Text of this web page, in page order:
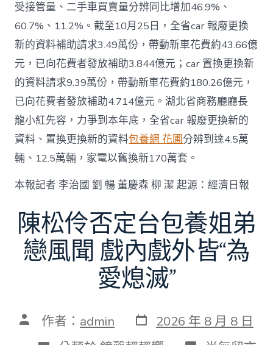
受接管量、二手車買賣量分辨同比增加46.9%、
60.7%、11.2%。截至10月25日，全省car 報廢更換
新的資料補助請求3.49萬份，帶動新車花費約43.66億
元，已向花費者發放補助3.844億元；car 置換更換新
的資料請求9.39萬份，帶動新車花費約180.26億元，
已向花費者發放補助4.714億元。湖北省商務廳廳長
龍小紅先容，力爭到本年底，全省car 報廢更換新的
資料、置換更換新的資料包養網 花圃分辨到達4.5萬
輛、12.5萬輛，家電以舊換新170萬套。
本報記者 李治國 劉 暢 董慶森 柳 潔 起源：經濟日報
陳松伶否定台包養姐弟
戀風聞 戲內戲外皆“為
愛熄滅”
文 作者： admin 發
表
2026 年 8 月 8 日